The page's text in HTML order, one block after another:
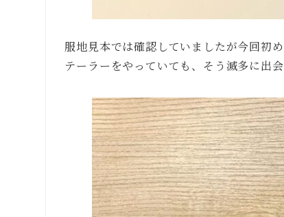
服地見本では確認していましたが今回初
テーラーをやっていても、そう滅多に出